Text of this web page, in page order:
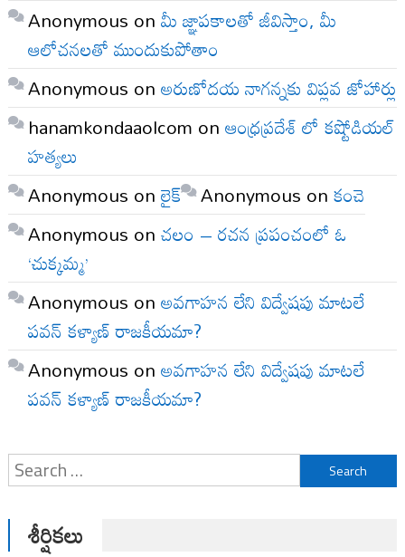
Anonymous onమీ జ్ఞాపకాలతో జీవిస్తాం, మీ
ఆలోచనలతో ముందుకుపోతాం
Anonymous onఅరుణోదయ నాగన్నకు విప్లవ జోహార్లు
hanamkondaaolcom onఆంధ్రప్రదేశ్ లో కష్టోడియల్
హత్యలు
Anonymous onలైక్ Anonymous onకంచె
Anonymous onచలం – రచన ప్రపంచంలో ఓ
‘చుక్కమ్మ’
Anonymous onఅవగాహన లేని విద్వేషపు మాటలే
పవన్ కళ్యాణ్ రాజకీయమా?
Anonymous onఅవగాహన లేని విద్వేషపు మాటలే
పవన్ కళ్యాణ్ రాజకీయమా?
Search
for:
శీర్షికలు